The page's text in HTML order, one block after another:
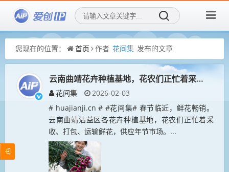
您现在的位置： 首页 作者 花间集 发布的文章
云南曲靖花卉种植基地，花农们正忙着采收、打
花间集
2026-02-03
# huajianji.cn # #花间集# 春节临近，鲜花畅销。
云南曲靖沾益区各花卉种植基地，花农们正忙着采
收、打包、运输鲜花，供应年节市场。...